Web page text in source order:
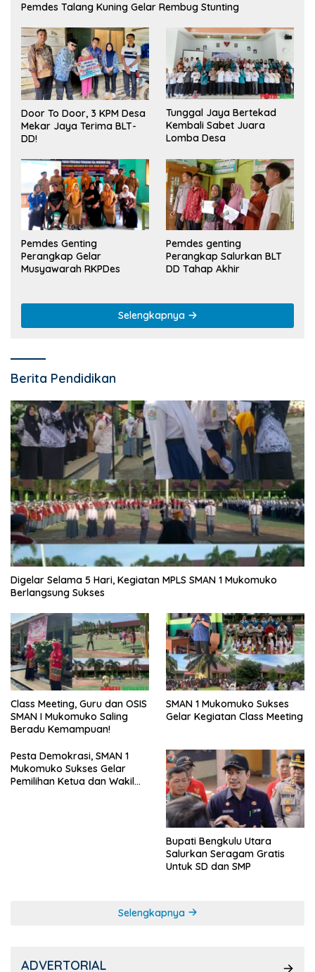
Pemdes Talang Kuning Gelar Rembug Stunting
Door To Door, 3 KPM Desa
Mekar Jaya Terima BLT-
DD!
Tunggal Jaya Bertekad
Kembali Sabet Juara
Lomba Desa
Pemdes Genting
Perangkap Gelar
Musyawarah RKPDes
Pemdes genting
Perangkap Salurkan BLT
DD Tahap Akhir
Selengkapnya
Berita Pendidikan
Digelar Selama 5 Hari, Kegiatan MPLS SMAN 1 Mukomuko
Berlangsung Sukses
Class Meeting, Guru dan OSIS
SMAN I Mukomuko Saling
Beradu Kemampuan!
SMAN 1 Mukomuko Sukses
Gelar Kegiatan Class Meeting
Pesta Demokrasi, SMAN 1
Mukomuko Sukses Gelar
Pemilihan Ketua dan Wakil
Bupati Bengkulu Utara
Salurkan Seragam Gratis
Untuk SD dan SMP
Selengkapnya
ADVERTORIAL